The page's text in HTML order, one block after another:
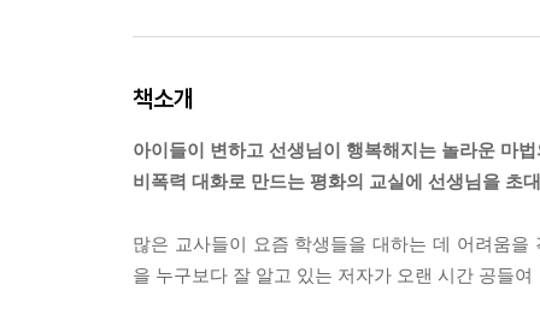
책소개
아이들이 변하고 선생님이 행복해지는 놀라운 마
비폭력 대화로 만드는 평화의 교실에 선생님을 초
많은 교사들이 요즘 학생들을 대하는 데 어려움
을 누구보다 잘 알고 있는 저자가 오랜 시간 공들